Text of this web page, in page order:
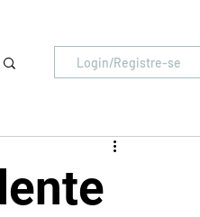
Login/Registre-se